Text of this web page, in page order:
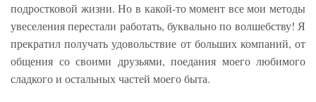
подростковой жизни. Но в какой-то момент все мои методы
увеселения перестали работать, буквально по волшебству! Я
прекратил получать удовольствие от больших компаний, от
общения со своими друзьями, поедания моего любимого
сладкого и остальных частей моего быта.